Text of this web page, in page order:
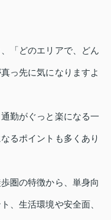
「どのエリアで、どん
っ先に気になりますよ
勤がぐっと楽になる一
るポイントも多くあり
圏の特徴から、単身向
、生活環境や安全面、